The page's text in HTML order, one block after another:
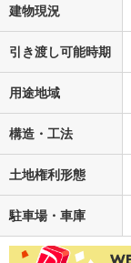
建物現況
引き渡し可能時期
用途地域
構造・工法
土地権利形態
駐車場・車庫